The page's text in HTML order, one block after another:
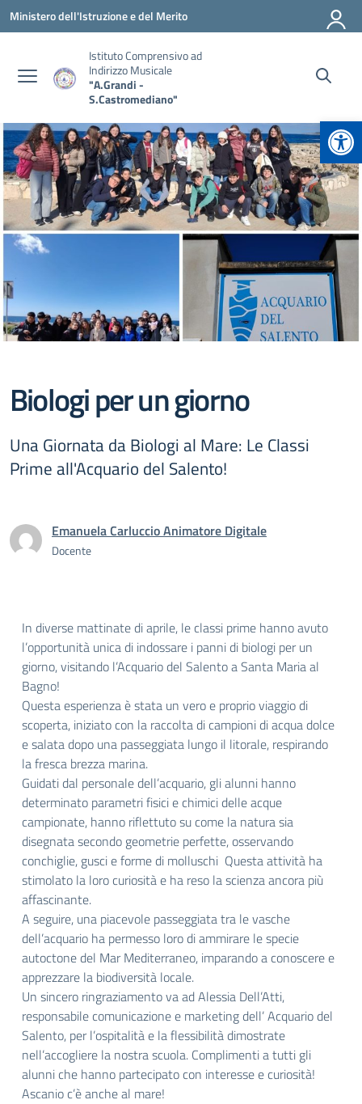
Vai ai contenuti
Vai al menu di navigazione
Vai al footer
Ministero dell'Istruzione e del Merito
Istituto Comprensivo ad
Indirizzo Musicale
"A.Grandi -
S.Castromediano"
Biologi per un giorno
Una Giornata da Biologi al Mare: Le Classi
Prime all'Acquario del Salento!
Emanuela Carluccio Animatore Digitale
Docente
In diverse mattinate di aprile, le classi prime hanno avuto
l’opportunità unica di indossare i panni di biologi per un
giorno, visitando l’Acquario del Salento a Santa Maria al
Bagno!
Questa esperienza è stata un vero e proprio viaggio di
scoperta, iniziato con la raccolta di campioni di acqua dolce
e salata dopo una passeggiata lungo il litorale, respirando
la fresca brezza marina.
Guidati dal personale dell’acquario, gli alunni hanno
determinato parametri fisici e chimici delle acque
campionate, hanno riflettuto su come la natura sia
disegnata secondo geometrie perfette, osservando
conchiglie, gusci e forme di molluschi Questa attività ha
stimolato la loro curiosità e ha reso la scienza ancora più
affascinante.
A seguire, una piacevole passeggiata tra le vasche
dell’acquario ha permesso loro di ammirare le specie
autoctone del Mar Mediterraneo, imparando a conoscere e
apprezzare la biodiversità locale.
Un sincero ringraziamento va ad Alessia Dell’Atti,
responsabile comunicazione e marketing dell’ Acquario del
Salento, per l’ospitalità e la flessibilità dimostrate
nell’accogliere la nostra scuola. Complimenti a tutti gli
alunni che hanno partecipato con interesse e curiosità!
Ascanio c’è anche al mare!